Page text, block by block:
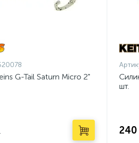
G-Tail Saturn Micro 2"
шт.
240